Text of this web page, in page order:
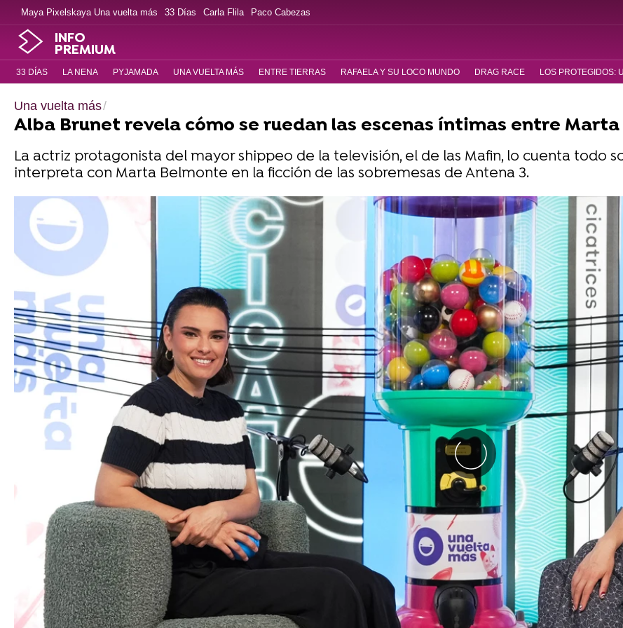
Maya Pixelskaya Una vuelta más 33 Días Carla Flila Paco Cabezas
INFO
PREMIUM
33 DÍAS LA NENA PYJAMADA UNA VUELTA MÁS ENTRE TIERRAS RAFAELA Y SU LOCO MUNDO DRAG RACE LOS PROTEGIDOS:
Una vuelta más
Alba Brunet revela cómo se ruedan las escenas íntimas entre
La actriz protagonista del mayor shippeo de la televisión, el de las Mafin, lo cuenta todo
interpreta con Marta Belmonte en la ficción de las sobremesas de Antena 3.